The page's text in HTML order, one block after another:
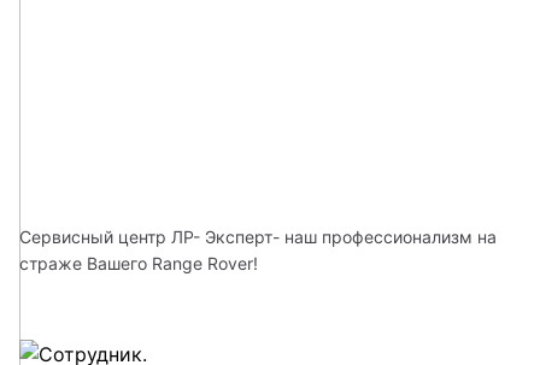
Сервисный центр ЛР- Эксперт- наш профессионализм на
страже Вашего Range Rover!